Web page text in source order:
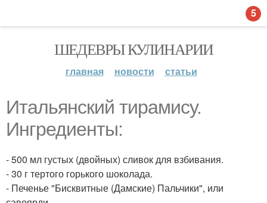
ШЕДЕВРЫ КУЛИНАРИИ
главная новости статьи
Итальянский тирамису.
Ингредиенты:
- 500 мл густых (двойных) сливок для взбивания.
- 30 г тертого горького шоколада.
- Печенье "Бисквитные (Дамские) Пальчики", или
5